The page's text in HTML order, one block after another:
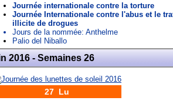
Journée internationale contre la torture
Journée Internationale contre l'abus et le
illicite de drogues
Jours de la nommée: Anthelme
Palio del Niballo
2016 - Semaines 26
27 Lu